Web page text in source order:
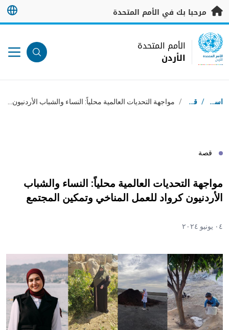
تخطى إلى المحتوى الرئيسي
مرحبا بك في الأمم المتحدة
UN Logo
الأمم المتحدة
الأردن
الأمم المتحدة
الأردن
مسار التنقل
استقبال / قصص /
قصة
مواجهة التحديات العالمية محلياً: النساء والشباب
الأردنيون كرواد للعمل المناخي وتمكين المجتمع
٠٤ يونيو ٢٠٢٤